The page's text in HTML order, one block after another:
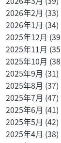
2026年2月 (33)
2026年1月 (34)
2025年12月
2025年11月
2025年10月
2025年9月 (31)
2025年8月 (37)
2025年7月 (47)
2025年6月 (41)
2025年5月 (42)
2025年4月 (38)